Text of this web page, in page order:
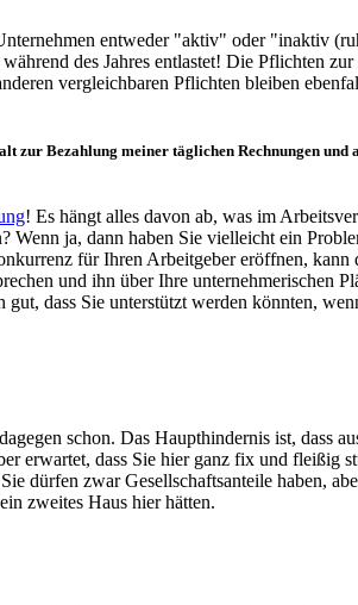
entweder "aktiv" oder "inaktiv
des Jahres entlastet! Die Pflichten zur
vergleichbaren Pflichten bleiben
zur Bezahlung meiner täglichen Rechnungen
! Es hängt alles davon ab, was im
Wenn ja, dann haben Sie vielleicht ein
für Ihren Arbeitgeber eröffnen, kann
und ihn über Ihre unternehmerischen
dass Sie unterstützt werden könnten,
schon. Das Haupthindernis ist, dass
erwartet, dass Sie hier ganz fix und fleißig
dürfen zwar Gesellschaftsanteile haben,
zweites Haus hier hätten.